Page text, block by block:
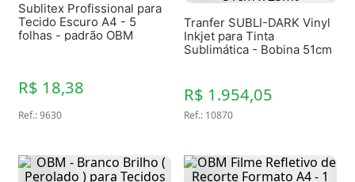
Sublitex Profissional para
Tecido Escuro A4 - 5
folhas - padrão OBM
R$ 18,38
Ref.:9630
Tranfer SUBLI-DARK Vinyl
Inkjet para Tinta
Sublimática - Bobina 51cm
R$ 1.954,05
Ref.: 10870